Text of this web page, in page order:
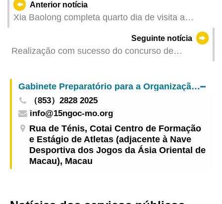
Anterior notícia
Xia Baolong completa quarto dia de visita a
Seguinte notícia
Realização com sucesso do concurso de
habilitações académicas de licenciatura
Gabinete Preparatório para a Organização da Zona de Competição de Macau da 15.ª edição dos Jogos Nacionais e da 12.ª edição dos Jogos Nacionais para Pessoas Portadoras de Deficiência e 9.ª edição dos Jogos Olímpicos Especiais Nacionais
（853）2828 2025
info@15ngoc-mo.org
Rua de Ténis, Cotai Centro de Formação
e Estágio de Atletas (adjacente à Nave
Desportiva dos Jogos da Ásia Oriental de
Macau), Macau